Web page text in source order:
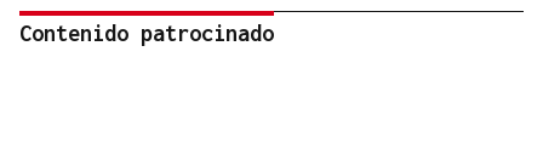
Contenido patrocinado